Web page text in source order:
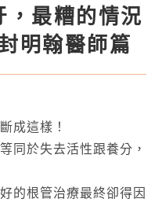
，最糟的情況
明翰醫師篇
成這樣！
同於失去活性跟養分，
的根管治療最終卻得因